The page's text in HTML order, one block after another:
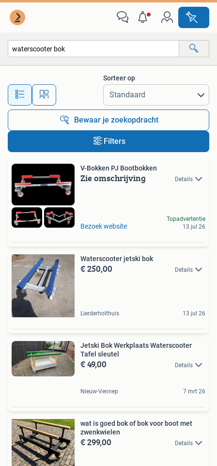
Alle afstanden…
Sorteer op
Bewaar je zoekopdracht
Filters
V-Bokken PJ Bootbokken
Zie omschrijving Details
Bezoek website
Topadvertentie
13 jul 26
Waterscooter jetski bok
€ 250,00 Details
Lierderholthuis 13 jul 26
Jetski Bok Werkplaats Waterscooter
Tafel sleutel
€ 49,00 Details
Nieuw-Vennep 7 mrt 26
wat is goed bok of bok voor boot met
zwenkwielen
€ 299,00 Details